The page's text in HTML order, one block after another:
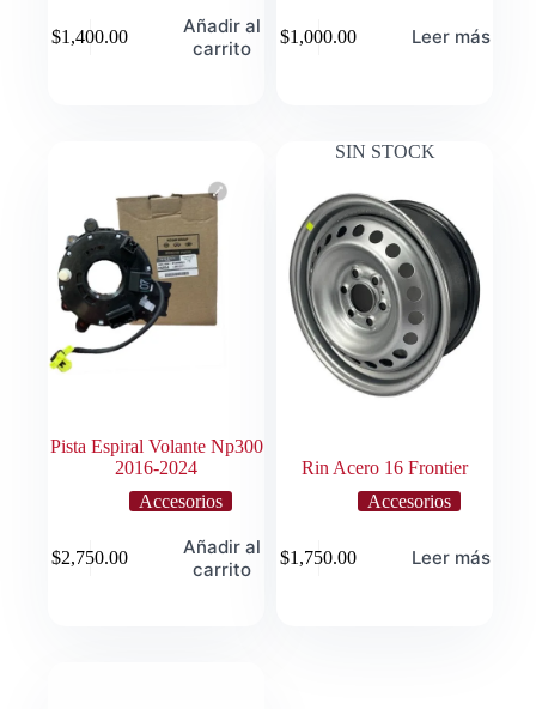
$1,400.00
Añadir al
carrito
$1,000.00 Leer más
Pista Espiral Volante Np300
2016-2024
Accesorios
$2,750.00
Añadir al
carrito
SIN STOCK
Rin Acero 16 Frontier
Accesorios
$1,750.00 Leer más